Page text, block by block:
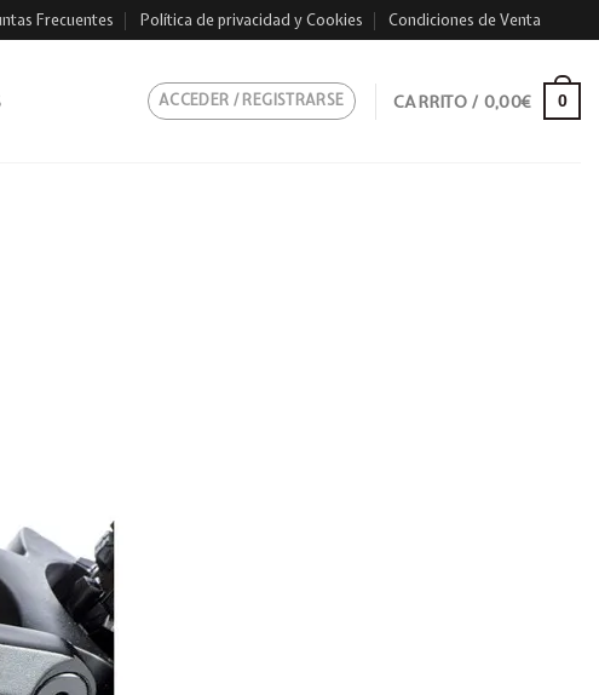
Frecuentes Política de privacidad y Cookies Condiciones de Venta
ACCEDER / REGISTRARSE CARRITO / 0,00€ 0